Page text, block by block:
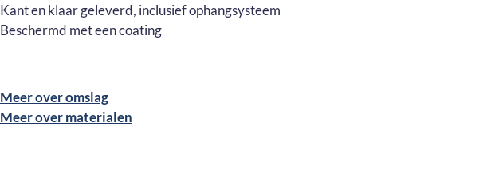
Kant en klaar geleverd, inclusief ophangsysteem
Beschermd met een coating
Meer over omslag
Meer over materialen